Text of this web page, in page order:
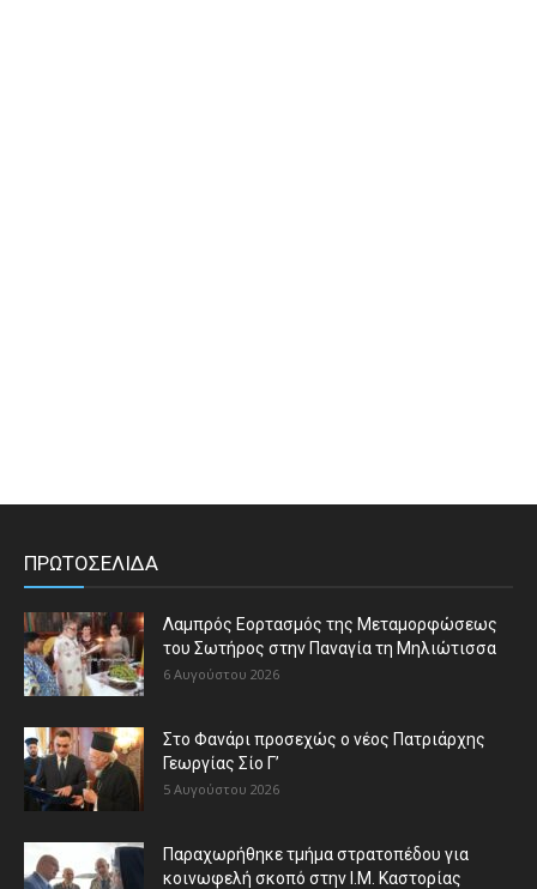
ΠΡΩΤΟΣΕΛΙΔΑ
Λαμπρός Εορτασμός της Μεταμορφώσεως
του Σωτήρος στην Παναγία τη Μηλιώτισσα
6 Αυγούστου 2026
Στο Φανάρι προσεχώς ο νέος Πατριάρχης
Γεωργίας Σίο Γ’
5 Αυγούστου 2026
Παραχωρήθηκε τμήμα στρατοπέδου για
κοινωφελή σκοπό στην Ι.Μ. Καστορίας